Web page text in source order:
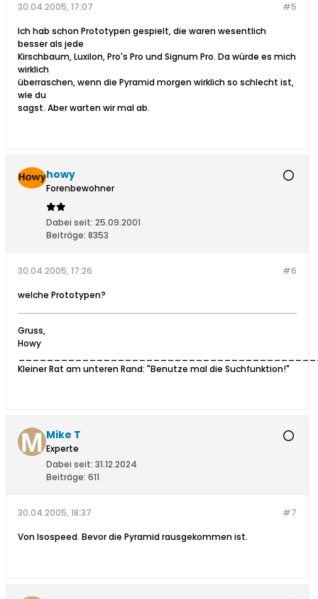
#5
30.04.2005, 17:07
Ich hab schon Prototypen gespielt, die waren wesentlich
besser als jede
Kirschbaum, Luxilon, Pro's Pro und Signum Pro. Da würde es mich
wirklich
überraschen, wenn die Pyramid morgen wirklich so schlecht ist,
wie du
sagst. Aber warten wir mal ab.
howy
Forenbewohner
Dabei seit: 25.09.2001
Beiträge: 8353
#6
30.04.2005, 17:26
welche Prototypen?
Gruss,
Howy
Kleiner Rat am unteren Rand: "Benutze mal die Suchfunktion!"
Mike T
Experte
Dabei seit: 31.12.2024
Beiträge: 611
#7
30.04.2005, 18:37
Von Isospeed. Bevor die Pyramid rausgekommen ist.